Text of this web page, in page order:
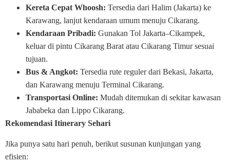
Kereta Cepat Whoosh: Tersedia dari Halim (Jakarta) ke
Karawang, lanjut kendaraan umum menuju Cikarang.
Kendaraan Pribadi: Gunakan Tol Jakarta–Cikampek,
keluar di pintu Cikarang Barat atau Cikarang Timur sesuai
tujuan.
Bus & Angkot: Tersedia rute reguler dari Bekasi, Jakarta,
dan Karawang menuju Terminal Cikarang.
Transportasi Online: Mudah ditemukan di sekitar kawasan
Jababeka dan Lippo Cikarang.
Rekomendasi Itinerary Sehari
Jika punya satu hari penuh, berikut susunan kunjungan yang
efisien: